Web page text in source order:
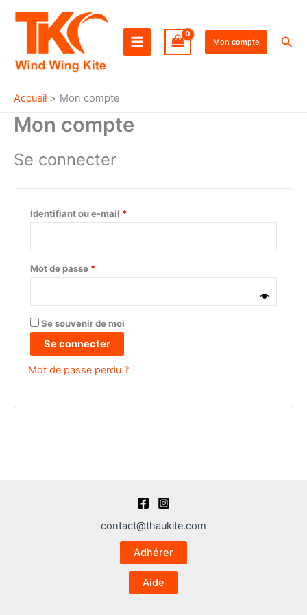
Mon compte
Accueil Mon compte
Mon compte
Se connecter
Identifiant ou e-mail *
Mot de passe *
Se souvenir de moi
Se connecter
Mot de passe perdu ?
contact@thaukite.com
Adhérer
Aide